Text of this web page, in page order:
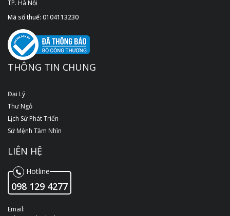
TP. Hà Nội
Mã số thuế: 0104113230
THÔNG TIN CHUNG
Đại Lý
Thư Ngỏ
Lịch Sử Phát Triển
Sứ Mệnh Tầm Nhìn
LIÊN HỆ
Hotline
098 129 4277
Email: